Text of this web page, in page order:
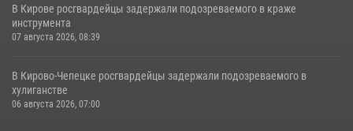
В Кирове росгвардейцы задержали подозреваемого в краже
инструмента
07 августа 2026, 08:39
В Кирово-Чепецке росгвардейцы задержали подозреваемого в
хулиганстве
06 августа 2026, 07:00